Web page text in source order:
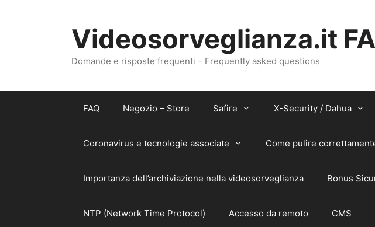
Videosorveglianza.it
Domande e risposte frequenti – Frequently asked questions
FAQ Negozio – Store Safire X-Security / Dahua
Coronavirus e tecnologie associate Come pulire
Importanza dell’archiviazione nella videosorveglianza Bonus
NTP (Network Time Protocol) Accesso da remoto CMS